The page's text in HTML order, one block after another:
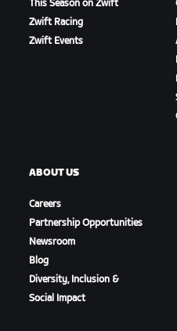
This Season on Zwift
Zwift Racing
Zwift Events
ABOUT US
Careers
Partnership Opportunities
Newsroom
Blog
Diversity, Inclusion &
Social Impact